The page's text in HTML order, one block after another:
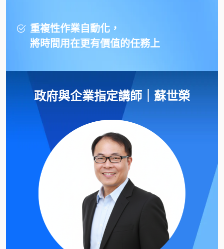
重複性作業自動化，
將時間用在更有價值的任務上
政府與企業指定講師｜ 蘇世榮